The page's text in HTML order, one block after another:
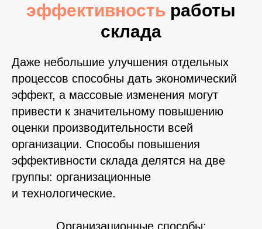
эффективность работы
склада
Даже небольшие улучшения отдельных
процессов способны дать экономический
эффект, а массовые изменения могут
привести к значительному повышению
оценки производительности всей
организации. Способы повышения
эффективности склада делятся на две
группы: организационные
и технологические.
Организационные способы:
+7 (495) 223 08-88
m1@skladstor.ru
ООО «СКЛАДСТОР» ИНН 7720940089
МОСКВА
ЭЛЕКТРОЛИТНЫЙ ПРОЕЗД Д 10